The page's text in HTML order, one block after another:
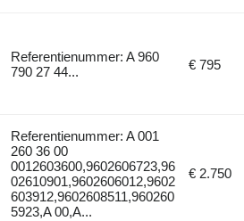
Referentienummer: A 960
790 27 44...
€ 795
Referentienummer: A 001
260 36 00
0012603600,9602606723,96
02610901,9602606012,9602
603912,9602608511,960260
5923,A 00,A...
€ 2.750